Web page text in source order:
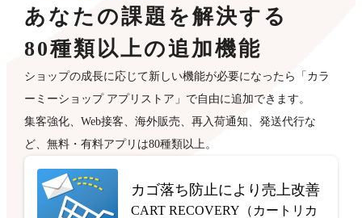
あなたの課題を解決する
80種類以上の追加機能
ショップの成長に応じて新しい機能が必要になったら「カラ
ーミーショップ アプリストア」で自由に追加できます。
集客強化、Web接客、海外販売、再入荷通知、発送代行な
ど、無料・有料アプリは80種類以上。
カゴ落ち防止により売上改善
CART RECOVERY（カートリカ